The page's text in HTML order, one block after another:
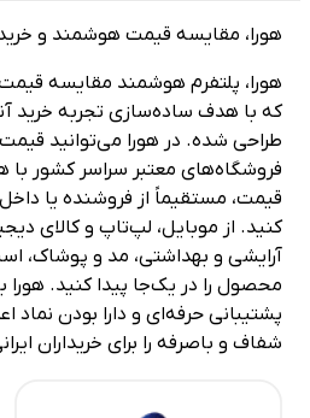
مقایسه قیمت هوشمند و خرید
پلتفرم هوشمند مقایسه قیمت و
با هدف ساده‌سازی تجربه خرید
معتبر سراسر کشور با هم
مستقیماً از فروشنده یا داخل
از موبایل، لپ‌تاپ و کالای دیجیتال
و بهداشتی، مد و پوشاک،
را در یک‌جا پیدا کنید. هورا با
حرفه‌ای و دارا بودن نماد
و باصرفه را برای خریداران ایرانی